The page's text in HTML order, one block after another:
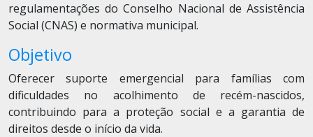
regulamentações do Conselho Nacional de Assistência
Social (CNAS) e normativa municipal.
Objetivo
Oferecer suporte emergencial para famílias com
dificuldades no acolhimento de recém-nascidos,
contribuindo para a proteção social e a garantia de
direitos desde o início da vida.